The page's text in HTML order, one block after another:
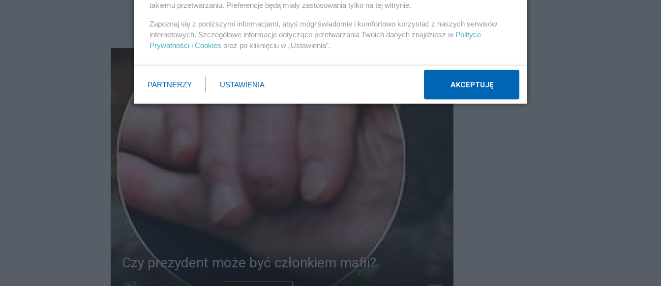
Czy prezydent może być członkiem mafii?
takiemu przetwarzaniu. Preferencje będą miały zastosowania tylko na tej witrynie.
Zapoznaj się z poniższymi informacjami, abyś mógł świadomie i komfortowo korzystać z naszych serwisów
internetowych. Szczegółowe informacje dotyczące przetwarzania Twoich danych znajdziesz w Polityce
Prywatności i Cookies oraz po kliknięciu w „Ustawienia”.
PARTNERZY USTAWIENIA AKCEPTUJĘ